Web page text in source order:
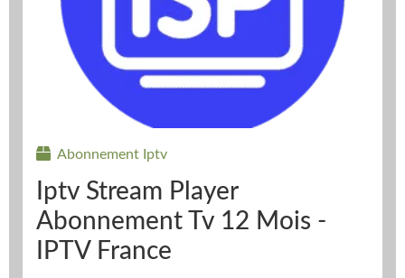
Abonnement Iptv
Iptv Stream Player
Abonnement Tv 12 Mois -
IPTV France